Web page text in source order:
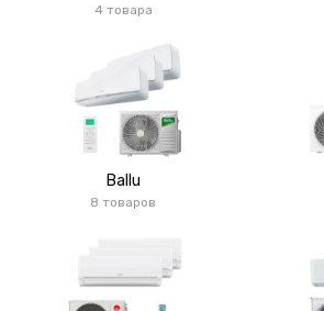
4 товара
Ballu
8 товаров